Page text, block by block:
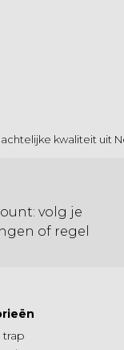
kwaliteit uit
volg je
of regel